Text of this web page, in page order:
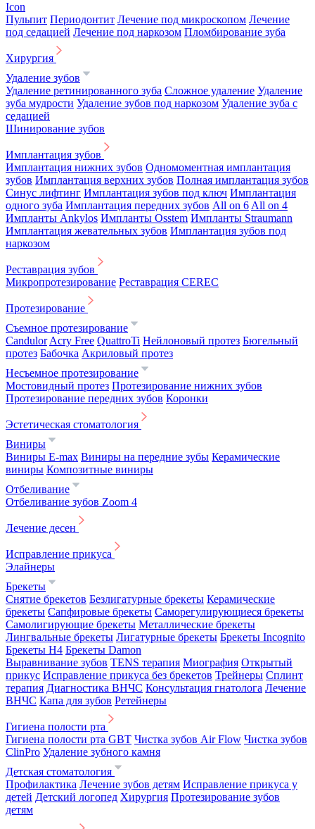
Icon
Пульпит Периодонтит Лечение под микроскопом Лечение
под седацией Лечение под наркозом Пломбирование зуба
Хирургия
Удаление зубов
Удаление ретинированного зуба Сложное удаление Удаление
зуба мудрости Удаление зубов под наркозом Удаление зуба с
седацией
Шинирование зубов
Имплантация зубов
Имплантация нижних зубов Одномоментная имплантация
зубов Имплантация верхних зубов Полная имплантация зубов
Синус лифтинг Имплантация зубов под ключ Имплантация
одного зуба Имплантация передних зубов All on 6 All on 4
Импланты Ankylos Импланты Osstem Импланты Straumann
Имплантация жевательных зубов Имплантация зубов под
наркозом
Реставрация зубов
Микропротезирование Реставрация CEREC
Протезирование
Съемное протезирование
Candulor Acry Free QuattroTi Нейлоновый протез Бюгельный
протез Бабочка Акриловый протез
Несъемное протезирование
Мостовидный протез Протезирование нижних зубов
Протезирование передних зубов Коронки
Эстетическая стоматология
Виниры
Виниры E-max Виниры на передние зубы Керамические
виниры Композитные виниры
Отбеливание
Отбеливание зубов Zoom 4
Лечение десен
Исправление прикуса
Элайнеры
Брекеты
Снятие брекетов Безлигатурные брекеты Керамические
брекеты Сапфировые брекеты Саморегулирующиеся брекеты
Самолигирующие брекеты Металлические брекеты
Лингвальные брекеты Лигатурные брекеты Брекеты Incognito
Брекеты H4 Брекеты Damon
Выравнивание зубов TENS терапия Миография Открытый
прикус Исправление прикуса без брекетов Трейнеры Сплинт
терапия Диагностика ВНЧС Консультация гнатолога Лечение
ВНЧС Капа для зубов Ретейнеры
Гигиена полости рта
Гигиена полости рта GBT Чистка зубов Air Flow Чистка зубов
ClinPro Удаление зубного камня
Детская стоматология
Профилактика Лечение зубов детям Исправление прикуса у
детей Детский логопед Хирургия Протезирование зубов
детям